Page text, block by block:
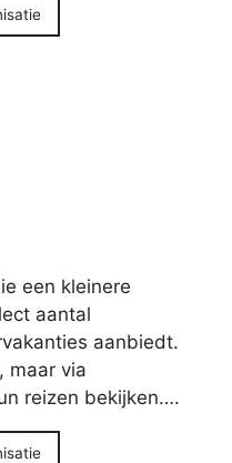
een kleinere
aantal
aanbiedt.
maar via
reizen bekijken….